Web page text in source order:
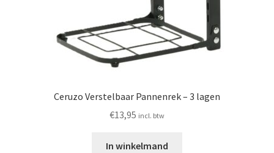
Ceruzo Verstelbaar Pannenrek – 3 lagen
€13,95 incl. btw
In winkelmand